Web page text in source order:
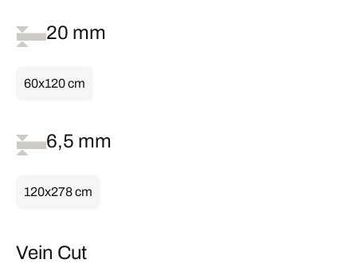
20 mm
60x120 cm
6,5 mm
120x278 cm
Vein Cut